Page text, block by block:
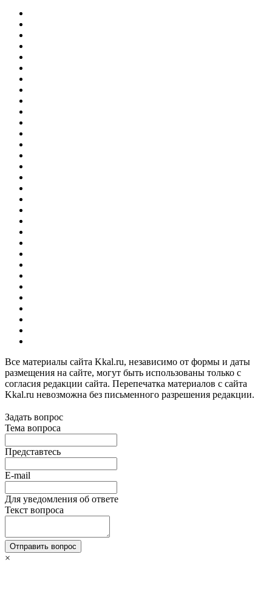
Все материалы сайта Kkal.ru, независимо от формы и даты
размещения на сайте, могут быть использованы только с
согласия редакции сайта. Перепечатка материалов с сайта
Kkal.ru невозможна без письменного разрешения редакции.
Задать вопрос
Тема вопроса
Представтесь
E-mail
Для уведомления об ответе
Текст вопроса
Отправить вопрос
×